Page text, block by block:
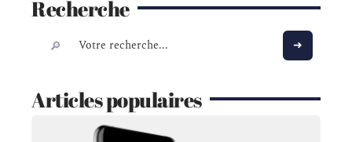
Recherche
Articles populaires